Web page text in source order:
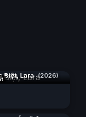
Biệt, Lara (2026)